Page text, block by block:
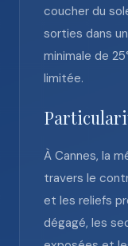
coucher du
sorties dans
minimale de
limitée.
À Cannes, la
travers le
et les reliefs
dégagé, les